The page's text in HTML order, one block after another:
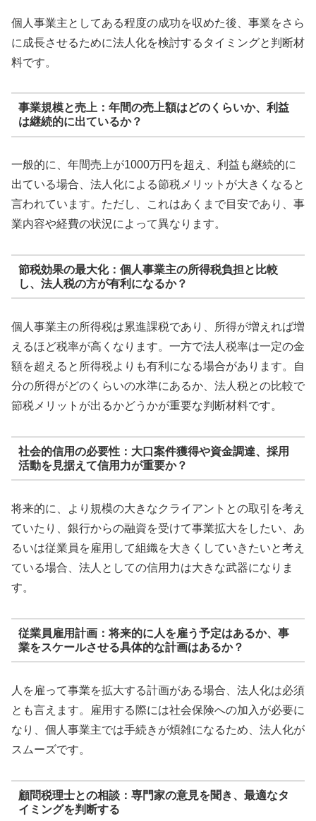
個人事業主としてある程度の成功を収めた後、事業をさら
に成長させるために法人化を検討するタイミングと判断材
料です。
事業規模と売上：年間の売上額はどのくらいか、利益
は継続的に出ているか？
一般的に、年間売上が1000万円を超え、利益も継続的に
出ている場合、法人化による節税メリットが大きくなると
言われています。ただし、これはあくまで目安であり、事
業内容や経費の状況によって異なります。
節税効果の最大化：個人事業主の所得税負担と比較
し、法人税の方が有利になるか？
個人事業主の所得税は累進課税であり、所得が増えれば増
えるほど税率が高くなります。一方で法人税率は一定の金
額を超えると所得税よりも有利になる場合があります。自
分の所得がどのくらいの水準にあるか、法人税との比較で
節税メリットが出るかどうかが重要な判断材料です。
社会的信用の必要性：大口案件獲得や資金調達、採用
活動を見据えて信用力が重要か？
将来的に、より規模の大きなクライアントとの取引を考え
ていたり、銀行からの融資を受けて事業拡大をしたい、あ
るいは従業員を雇用して組織を大きくしていきたいと考え
ている場合、法人としての信用力は大きな武器になりま
す。
従業員雇用計画：将来的に人を雇う予定はあるか、事
業をスケールさせる具体的な計画はあるか？
人を雇って事業を拡大する計画がある場合、法人化は必須
とも言えます。雇用する際には社会保険への加入が必要に
なり、個人事業主では手続きが煩雑になるため、法人化が
スムーズです。
顧問税理士との相談：専門家の意見を聞き、最適なタ
イミングを判断する